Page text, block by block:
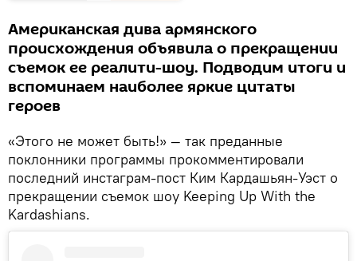
Американская дива армянского
происхождения объявила о прекращении
съемок ее реалити-шоу. Подводим итоги и
вспоминаем наиболее яркие цитаты
героев
«Этого не может быть!» — так преданные
поклонники программы прокомментировали
последний инстаграм-пост Ким Кардашьян-Уэст о
прекращении съемок шоу Keeping Up With the
Kardashians.